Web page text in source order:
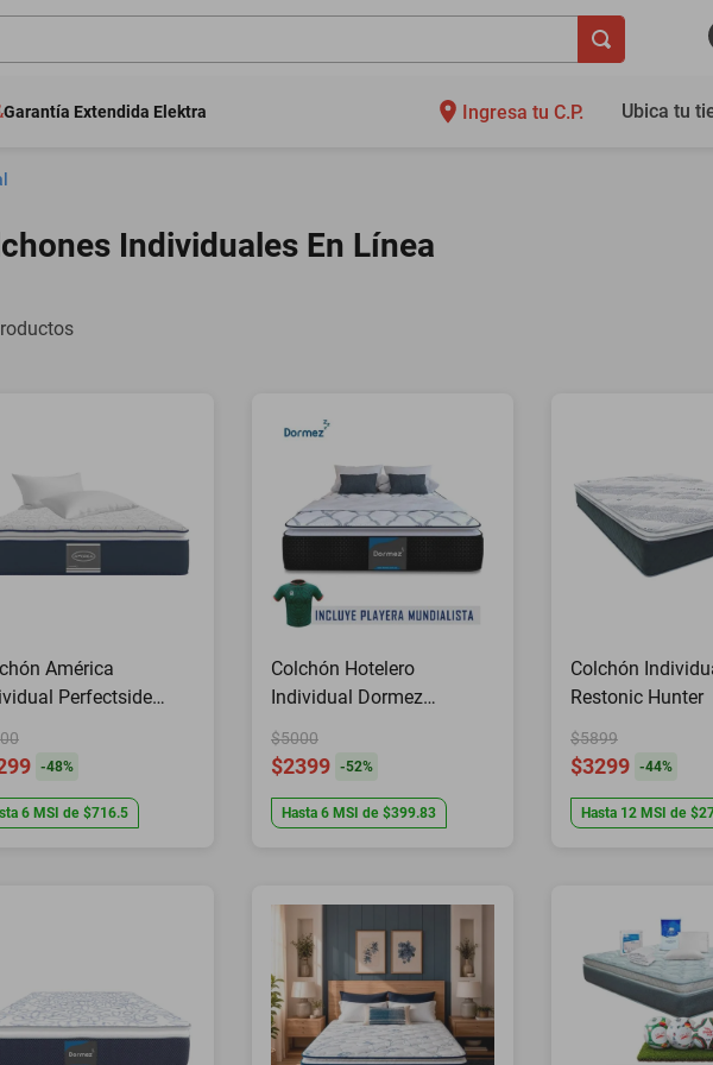
Garantía Extendida Elektra Ingresa tu C.P. Ubica tu
Individuales En Línea
América
Perfectside
Almohadas
-48%
6 MSI de $716.5
Colchón Hotelero
Individual Dormez
Ortopédic Antiácaros
Hipoalergenico
$5000
$2399 -52%
Hasta 6 MSI de $399.83
Colchón
Restonic Hunter
$5899
$3299 -44%
Hasta 12 MSI de